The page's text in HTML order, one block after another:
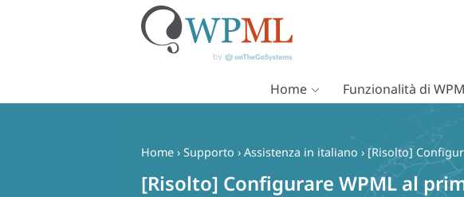
Home Funzionalità di
Home › Supporto › Assistenza in italiano › [Risolto]
[Risolto] Configurare WPML al